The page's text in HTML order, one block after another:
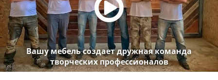
Вашу мебель создает дружная команда
творческих профессионалов